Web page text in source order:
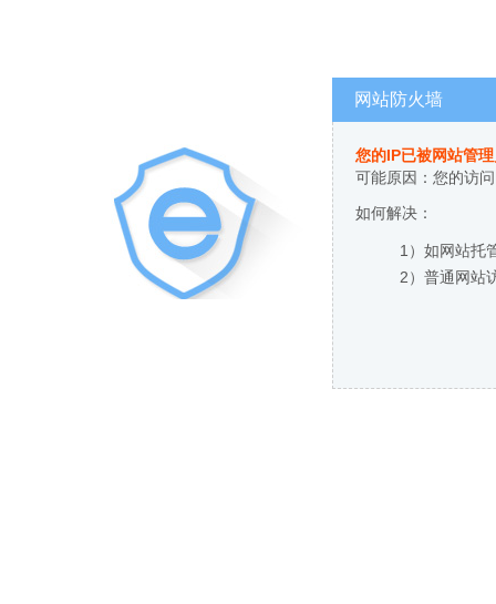
网站防火墙
您的IP已被网站管
可能原因：您的访
如何解决：
1）如网站托
2）普通网站